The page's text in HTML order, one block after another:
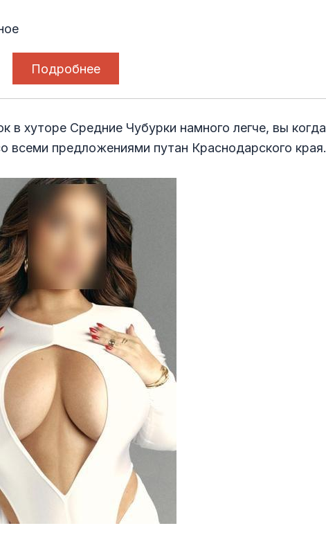
Подробнее
в хуторе Средние Чубурки намного легче, вы когда
всеми предложениями путан Краснодарского края.